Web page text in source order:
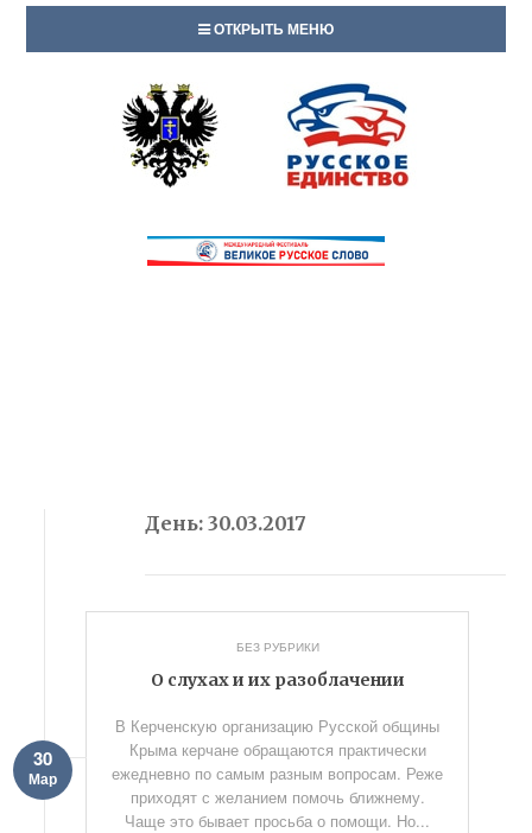
ОТКРЫТЬ МЕНЮ
День:30.03.2017
БЕЗ РУБРИКИ
О слухах и их разоблачении
30
Мар
В Керченскую организацию Русской общины
Крыма керчане обращаются практически
ежедневно по самым разным вопросам. Реже
приходят с желанием помочь ближнему.
Чаще это бывает просьба о помощи. Но...